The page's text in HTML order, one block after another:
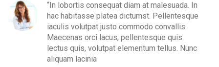
“In lobortis consequat diam at malesuada. In
hac habitasse platea dictumst. Pellentesque
iaculis volutpat justo commodo convallis.
Maecenas orci lacus, pellentesque quis
lectus quis, volutpat elementum tellus. Nunc
aliquam lacinia